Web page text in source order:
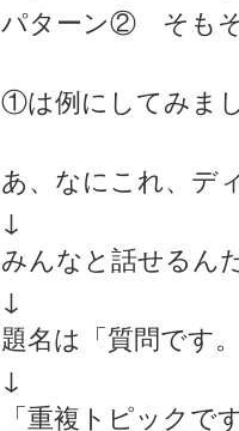
パターン②　そも
①は例にしてみま
あ、なにこれ、デ
↓
みんなと話せるん
↓
題名は「質問です
↓
「重複トピック